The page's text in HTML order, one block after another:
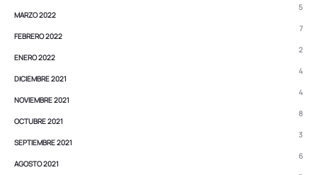
MARZO 2022
5
FEBRERO 2022
7
ENERO 2022
2
DICIEMBRE 2021
4
NOVIEMBRE 2021
4
OCTUBRE 2021
8
SEPTIEMBRE 2021
3
AGOSTO 2021
6